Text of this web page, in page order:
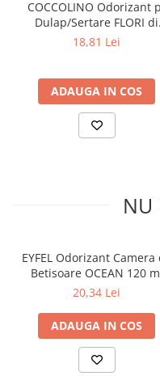
COCCOLINO Odorizant
Dulap/Sertare FLORI di
PRIMAVERA 3 buc
18,81 Lei
ADAUGA IN COS
NU
EYFEL Odorizant Camera
Betisoare OCEAN 120
20,34 Lei
ADAUGA IN COS